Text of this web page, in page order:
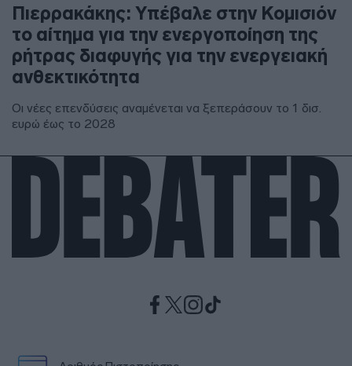
Πιερρακάκης: Υπέβαλε στην Κομισιόν
το αίτημα για την ενεργοποίηση της
ρήτρας διαφυγής για την ενεργειακή
ανθεκτικότητα
Οι νέες επενδύσεις αναμένεται να ξεπεράσουν το 1 δισ.
ευρώ έως το 2028